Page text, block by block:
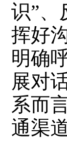
识”、
挥好
明确
展对
系而
通渠